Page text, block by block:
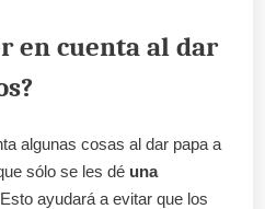
en cuenta al dar
algunas cosas al dar papa a
sólo se les dé una
ayudará a evitar que los